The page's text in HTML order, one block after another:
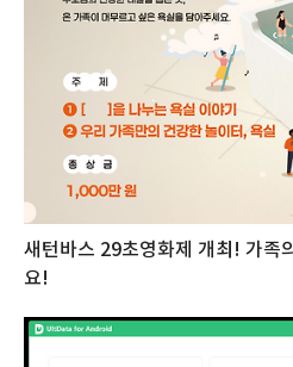
새턴바스 29초영화제 개최! 가족
요!